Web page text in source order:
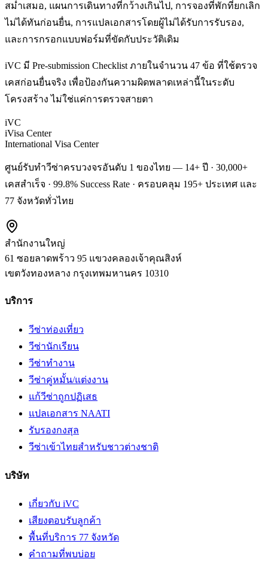
สม่ำเสมอ, แผนการเดินทางที่กว้างเกินไป, การจองที่พักที่ยกเลิก
ไม่ได้ทันก่อนยื่น, การแปลเอกสารโดยผู้ไม่ได้รับการรับรอง,
และการกรอกแบบฟอร์มที่ขัดกับประวัติเดิม
iVC มี Pre-submission Checklist ภายในจำนวน 47 ข้อ ที่ใช้ตรวจ
เคสก่อนยื่นจริง เพื่อป้องกันความผิดพลาดเหล่านี้ในระดับ
โครงสร้าง ไม่ใช่แค่การตรวจสายตา
iVC
iVisa Center
International Visa Center
ศูนย์รับทำวีซ่าครบวงจรอันดับ 1 ของไทย — 14+ ปี · 30,000+
เคสสำเร็จ · 99.8% Success Rate · ครอบคลุม 195+ ประเทศ และ
77 จังหวัดทั่วไทย
สำนักงานใหญ่
61 ซอยลาดพร้าว 95 แขวงคลองเจ้าคุณสิงห์
เขตวังทองหลาง กรุงเทพมหานคร 10310
บริการ
วีซ่าท่องเที่ยว
วีซ่านักเรียน
วีซ่าทำงาน
วีซ่าคู่หมั้น/แต่งงาน
แก้วีซ่าถูกปฏิเสธ
แปลเอกสาร NAATI
รับรองกงสุล
วีซ่าเข้าไทยสำหรับชาวต่างชาติ
บริษัท
เกี่ยวกับ iVC
เสียงตอบรับลูกค้า
พื้นที่บริการ 77 จังหวัด
คำถามที่พบบ่อย